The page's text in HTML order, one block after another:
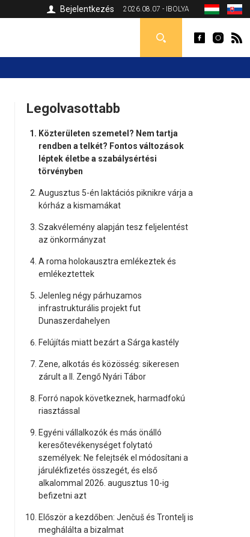
2026.08.07 - IBOLYA
Bejelentkezés
Legolvasottabb
Közterületen szemetel? Nem tartja
rendben a telkét? Fontos változások
léptek életbe a szabálysértési
törvényben
Augusztus 5-én laktációs piknikre várja a
kórház a kismamákat
Szakvélemény alapján tesz feljelentést
az önkormányzat
A roma holokausztra emlékeztek és
emlékeztettek
Jelenleg négy párhuzamos
infrastrukturális projekt fut
Dunaszerdahelyen
Felújítás miatt bezárt a Sárga kastély
Zene, alkotás és közösség: sikeresen
zárult a II. Zengő Nyári Tábor
Forró napok következnek, harmadfokú
riasztással
Egyéni vállalkozók és más önálló
keresőtevékenységet folytató
személyek: Ne felejtsék el módosítani a
járulékfizetés összegét, és első
alkalommal 2026. augusztus 10-ig
befizetni azt
Először a kezdőben: Jenčuš és Trontelj is
meghálálta a bizalmat